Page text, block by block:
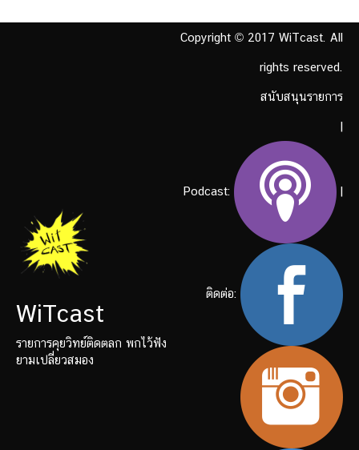
WiTcast
รายการคุยวิทย์ติดตลก พกไว้ฟัง
ยามเปลี่ยวสมอง
Copyright © 2017 WiTcast. All
rights reserved.
สนับสนุนรายการ
|
Podcast: |
ติดต่อ: